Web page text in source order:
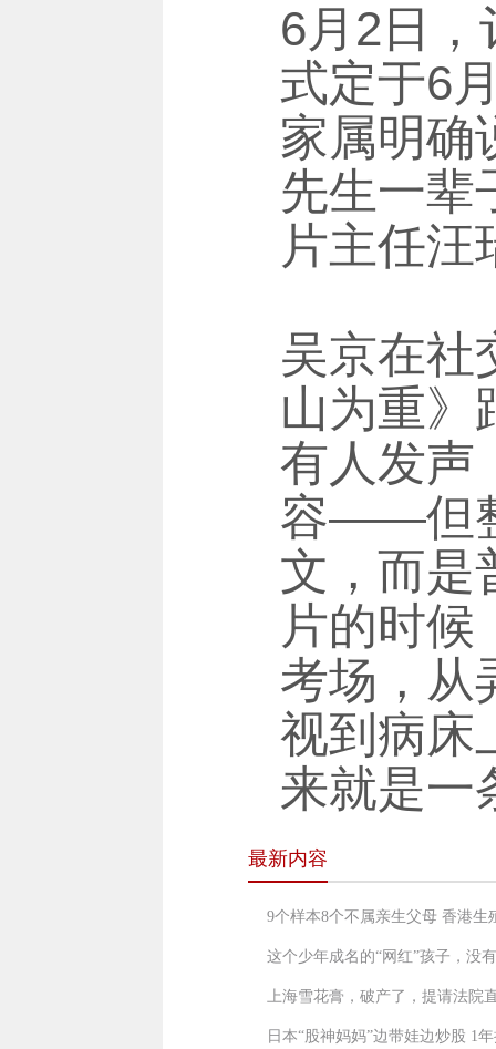
6月2日
式定于6
家属明确
先生一辈
片主任汪
吴京在社
山为重》
有人发声
容——但
文，而是
片的时候
考场，从
视到病
来就是一
最新内容
9个样本8个不属亲生父母 香港生
这个少年成名的“网红”孩子，没
上海雪花膏，破产了，提请法院
日本“股神妈妈”边带娃边炒股 1